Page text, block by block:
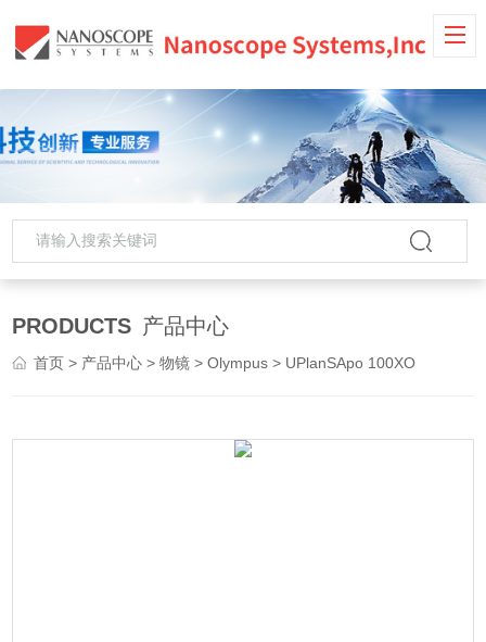
PRODUCTS 产品中心
首页 > 产品中心 >物镜 >Olympus > UPlanSApo 100XO